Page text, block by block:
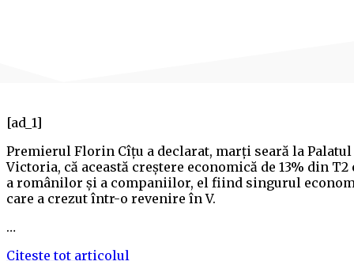
[ad_1]
Premierul Florin Cîţu a declarat, marţi seară la Palatul
Victoria, că această creştere economică de 13% din T2
a românilor şi a companiilor, el fiind singurul
care a crezut într-o revenire în V.
…
Citeste tot articolul